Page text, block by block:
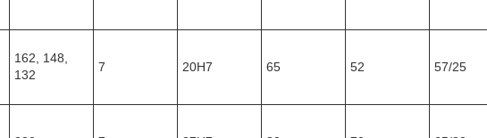
162, 148,
132
7 20Н7 65 52 57/25